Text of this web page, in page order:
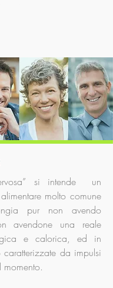
si intende un
molto comune
pur non avendo
avendone una reale
e calorica, ed in
caratterizzate da impulsi
momento.